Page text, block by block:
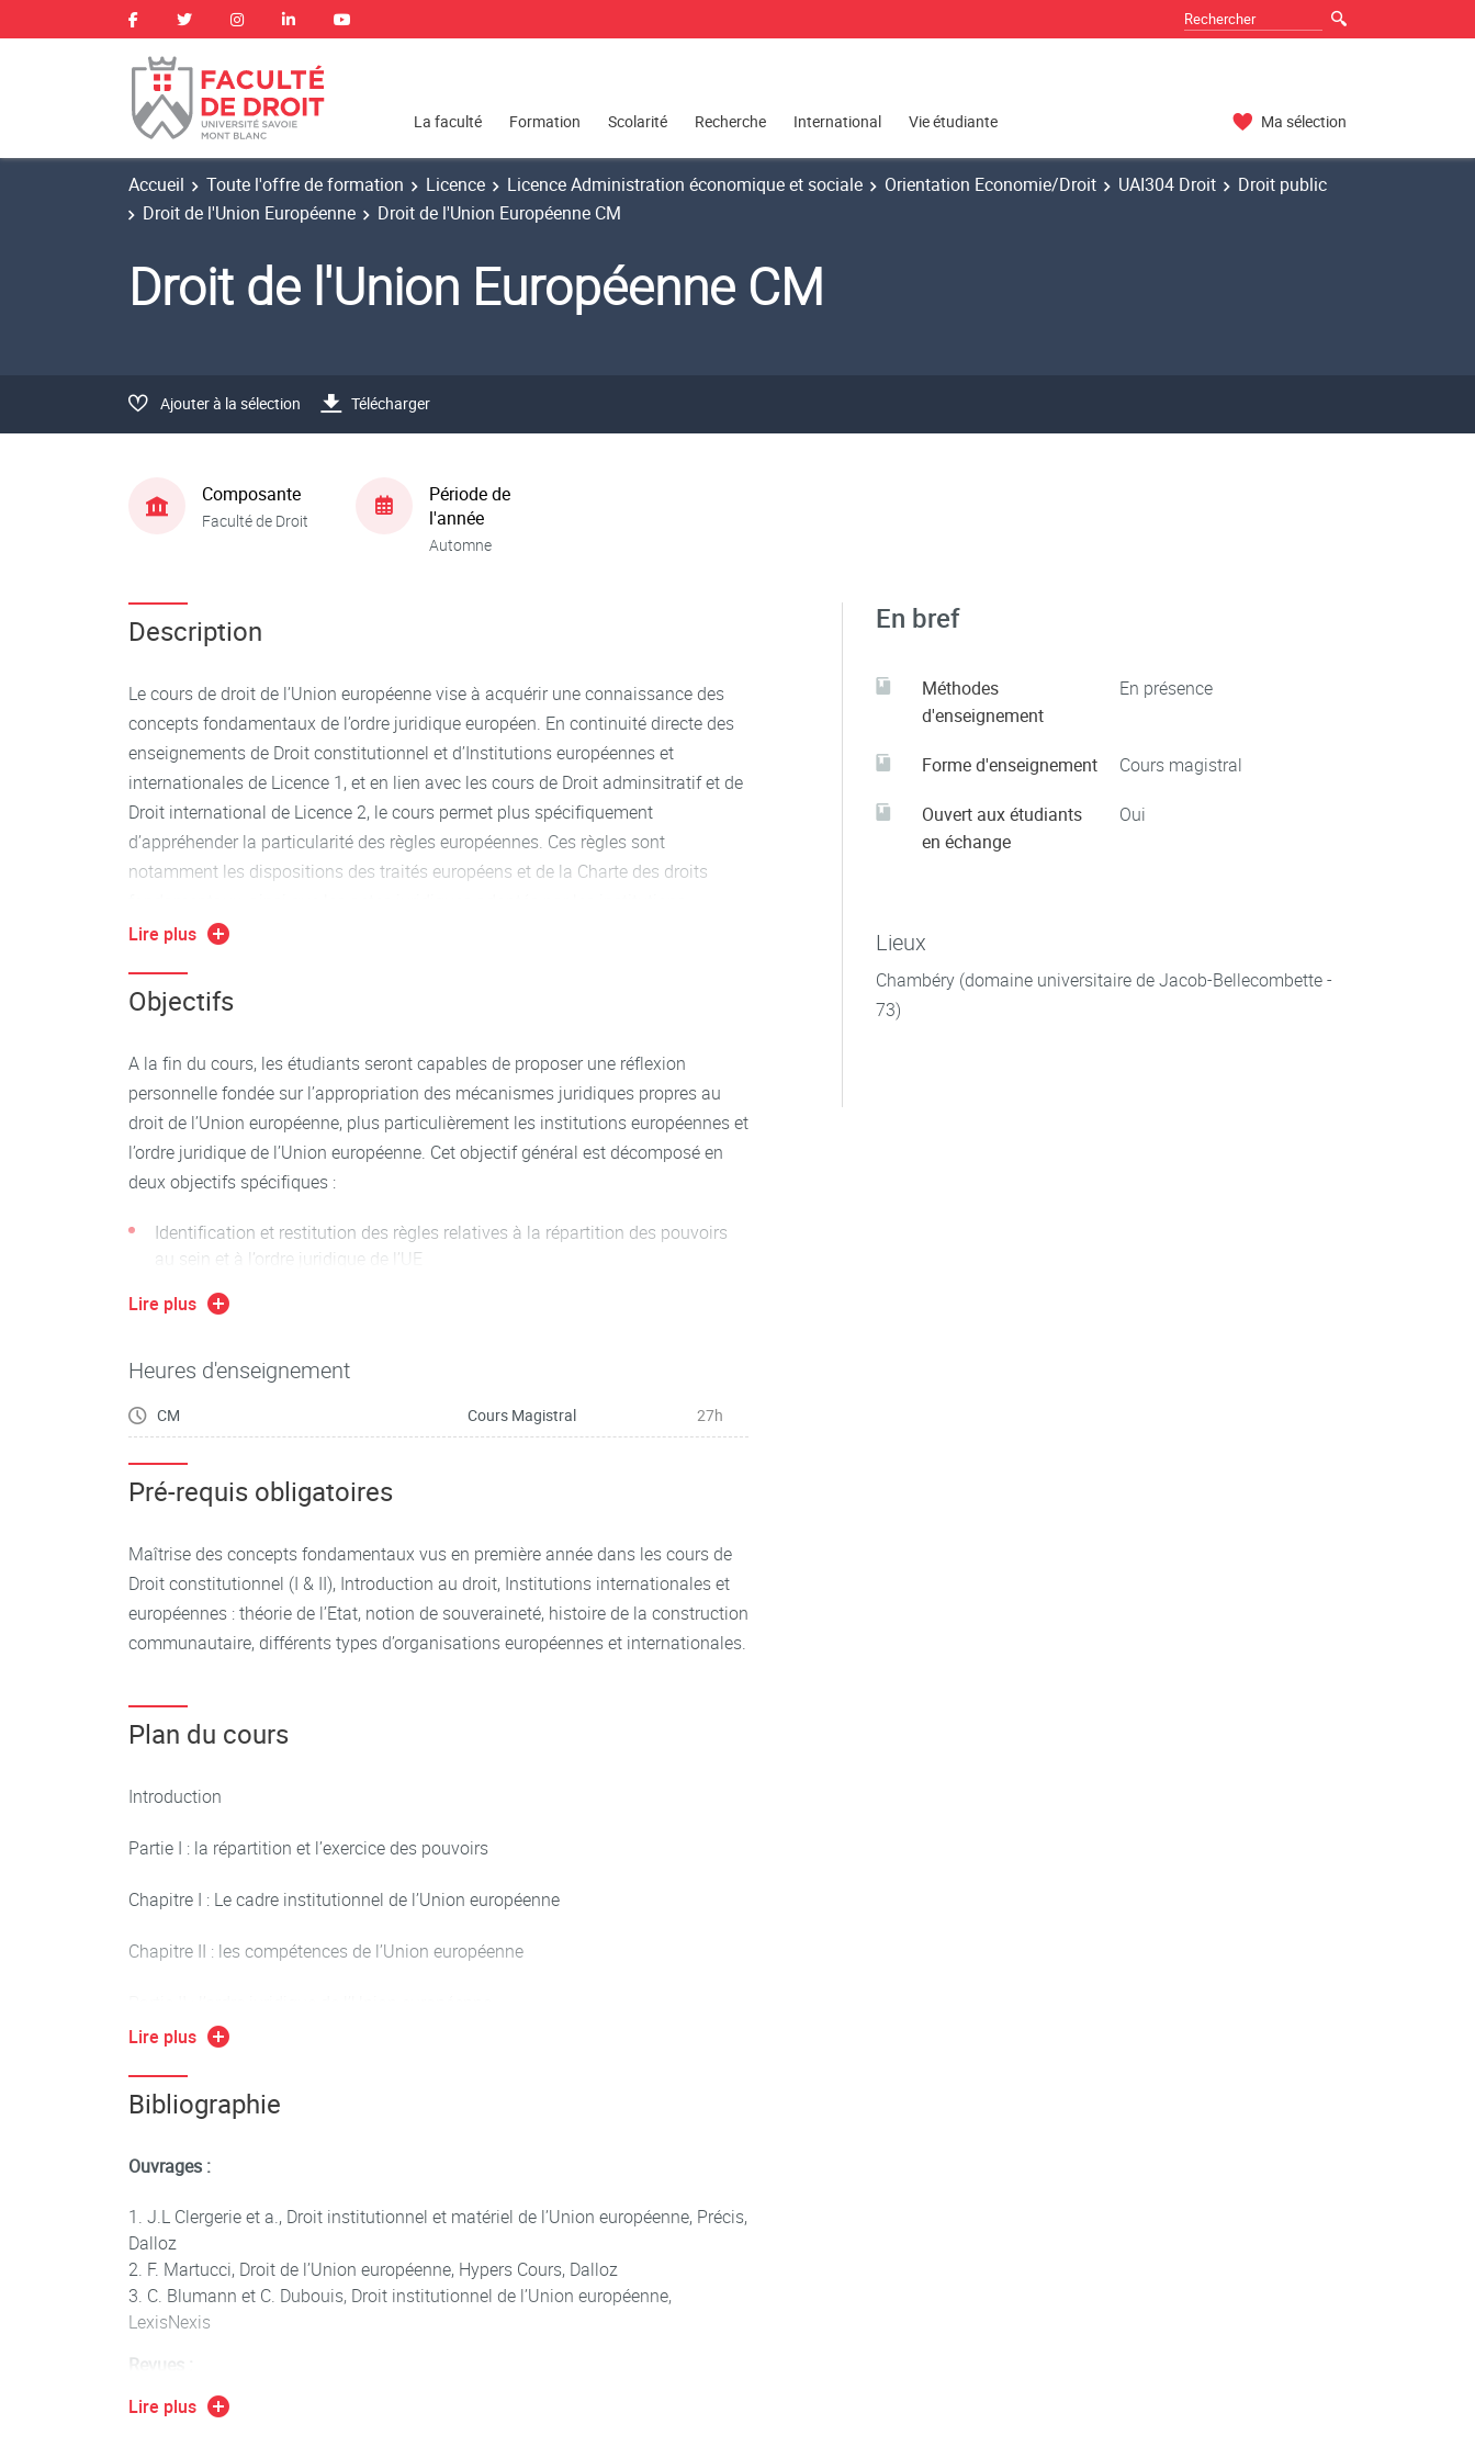
La faculté Formation Scolarité Recherche International Vie étudiante Ma sélection
Accueil Toute l'offre de formation Licence Licence Administration économique et sociale Orientation Economie/Droit UAI304 Droit
Droit public
Droit de l'Union Européenne
Droit de l'Union Européenne CM
Droit de l'Union Européenne CM
Ajouter à la sélection Télécharger
Composante
Faculté de Droit
Période de
l'année
Automne
Description
Le cours de droit de l’Union européenne vise à acquérir une connaissance des
concepts fondamentaux de l’ordre juridique européen. En continuité directe des
enseignements de Droit constitutionnel et d’Institutions européennes et
internationales de Licence 1, et en lien avec les cours de Droit adminsitratif et de
Droit international de Licence 2, le cours permet plus spécifiquement
d’appréhender la particularité des règles européennes. Ces règles sont
notamment les dispositions des traités européens et de la Charte des droits
européennes, comme la directive européenne, le règlement européen et la
spécifiques dans l’ordre juridique national, et sont organisées selon une
hiérarchie qui leur est propre. Elles sont adoptées dans le respect d’un cadre
parties et le juge national, ainsi que par le juge européen, à la faveur de recours
dédiés. Le cours de droit de l’Union européenne s’adresse ainsi à tout étudiant
en droit, qu’il s’oriente ensuite vers un parcours de droit public, de droit privé, de
droit des affaires ou de tout autre spécialité, qu’elle comprenne une dimension
nationale purement interne ou européenne et internationale plus marquée.
Pendant et après le cours magistral, des activités pédagogiques pour la plupart
interactives, individuelles ou collectives permettent aux étudiants une
Lire plus
Objectifs
A la fin du cours, les étudiants seront capables de proposer une réflexion
personnelle fondée sur l’appropriation des mécanismes juridiques propres au
droit de l’Union européenne, plus particulièrement les institutions européennes et
l’ordre juridique de l’Union européenne. Cet objectif général est décomposé en
deux objectifs spécifiques :
Identification et restitution des règles relatives à la répartition des pouvoirs
au sein et à l’ordre juridique de l’UE
Analyse des règles relatives à la répartition des pouvoirs au sein et à l’ordre
Lire plus
Heures d'enseignement
CM Cours Magistral 27h
Pré-requis obligatoires
Maîtrise des concepts fondamentaux vus en première année dans les cours de
Droit constitutionnel (I & II), Introduction au droit, Institutions internationales et
européennes : théorie de l’Etat, notion de souveraineté, histoire de la construction
communautaire, différents types d’organisations européennes et internationales.
Plan du cours
Introduction
Partie I : la répartition et l’exercice des pouvoirs
Chapitre I : Le cadre institutionnel de l’Union européenne
Chapitre II : les compétences de l’Union européenne
Chapitre I : Les actes juridiques de l’Union européenne
Chapitre II : les caractéristiques du droit de l’Union européenne
Chapitre III : la protection juridictionnelle du droit de l’UE
Partie III : la protection juridictionnelle du droit de l’UE
Lire plus
Bibliographie
Ouvrages :
J.L Clergerie et a., Droit institutionnel et matériel de l’Union européenne, Précis,
Dalloz
F. Martucci, Droit de l’Union européenne, Hypers Cours, Dalloz
C. Blumann et C. Dubouis, Droit institutionnel de l’Union européenne,
LexisNexis
Revues :
1.Europe, Lexis Nexis
Lire plus
En bref
Méthodes
d'enseignement
En présence
Forme d'enseignement Cours magistral
Ouvert aux étudiants
en échange
Oui
Lieux
Chambéry (domaine universitaire de Jacob-Bellecombette -
73)